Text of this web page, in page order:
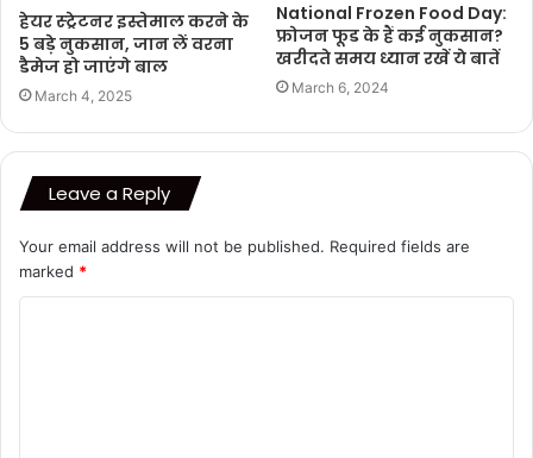
हेयर स्ट्रेटनर इस्तेमाल करने के
5 बड़े नुकसान, जान लें वरना
डैमेज हो जाएंगे बाल
March 4, 2025
National Frozen Food Day:
फ्रोजन फूड के हैं कई नुकसान?
खरीदते समय ध्यान रखें ये बातें
March 6, 2024
Leave a Reply
Your email address will not be published. Required fields are
marked *